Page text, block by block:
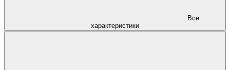
характеристики